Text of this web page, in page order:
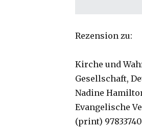
Rezension zu:
Kirche und
Gesellschaft,
Nadine
Evangelische
(print)